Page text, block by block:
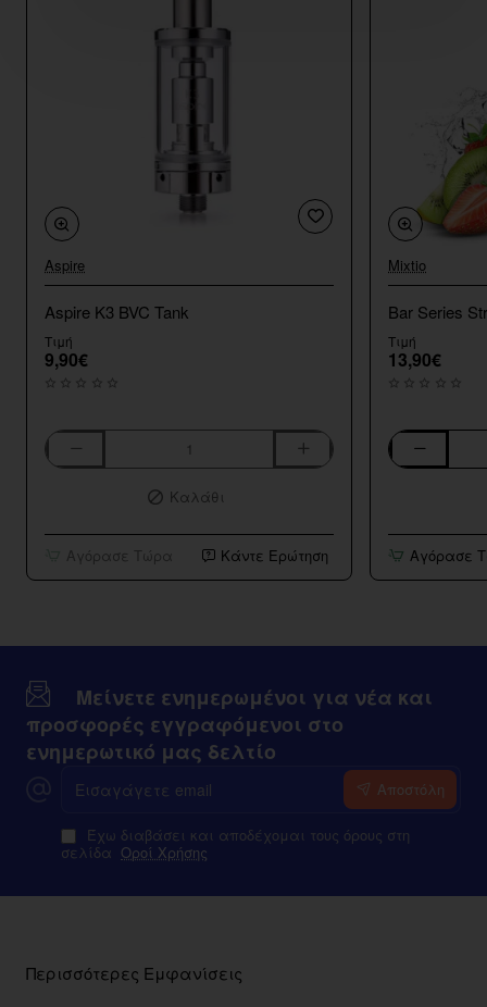
Aspire
Aspire K3 BVC Tank
Τιμή
9,90€
Aspire
Καλάθι
Αγόρασε Τώρα Κάντε Ερώτηση
Mixtio
Bar Series
Τιμή
13,90€
Bar
10ml/120ml
Αγόρασε
Μείνετε ενημερωμένοι για νέα και
προσφορές εγγραφόμενοι στο
ενημερωτικό μας δελτίο
email
Αποστόλη
Έχω διαβάσει και αποδέχομαι τους όρους στη
σελίδα Οροί Χρήσης
Περισσότερες Εμφανίσεις